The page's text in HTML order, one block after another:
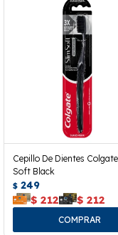
Cepillo De Dientes
Soft Black
$ 249
$ 212 $ 212